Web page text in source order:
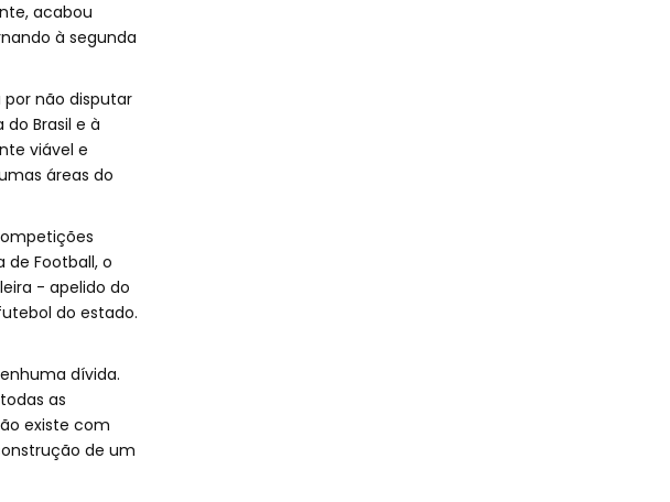
acabou
à segunda
não disputar
Brasil e à
viável e
áreas do
de Football, o
- apelido do
do estado.
dívida.
as
existe com
de um